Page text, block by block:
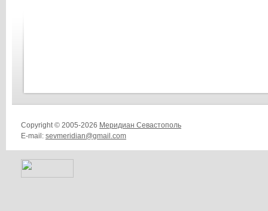
Copyright © 2005-2026 Меридиан Севастополь
E-mail: sevmeridian@gmail.com